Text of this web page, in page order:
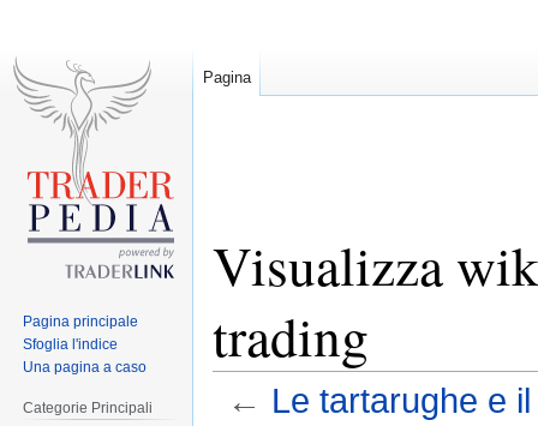
Visualizza
trading
← Le tartarughe e
Pagina
Pagina principale
Sfoglia l'indice
Una pagina a caso
Categorie Principali